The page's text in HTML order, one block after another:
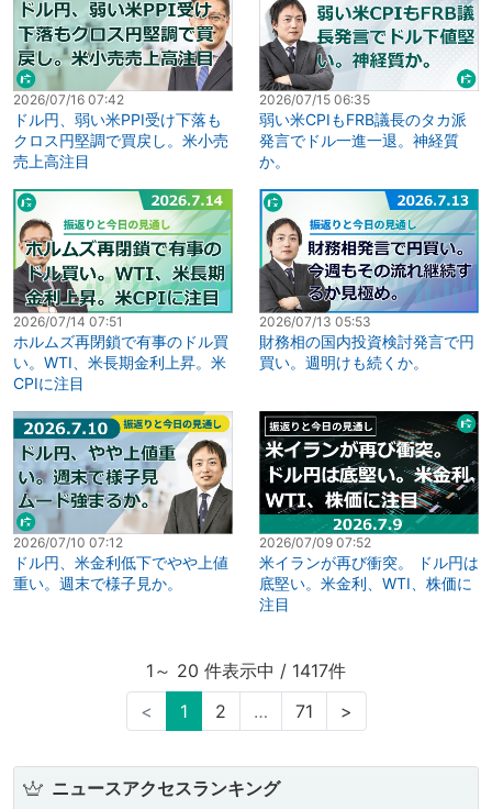
2026/07/16 07:42
ドル円、弱い米PPI受け下落も
クロス円堅調で買戻し。米小売
売上高注目
2026/07/15 06:35
弱い米CPIもFRB議長のタカ派
発言でドル一進一退。神経質
か。
2026/07/14 07:51
ホルムズ再閉鎖で有事のドル買
い。WTI、米長期金利上昇。米
CPIに注目
2026/07/13 05:53
財務相の国内投資検討発言で円
買い。週明けも続くか。
2026/07/10 07:12
ドル円、米金利低下でやや上値
重い。週末で様子見か。
2026/07/09 07:52
米イランが再び衝突。 ドル円は
底堅い。米金利、WTI、株価に
注目
1～ 20 件表示中 / 1417件
<
1 2 … 71 >
ニュースアクセスランキング